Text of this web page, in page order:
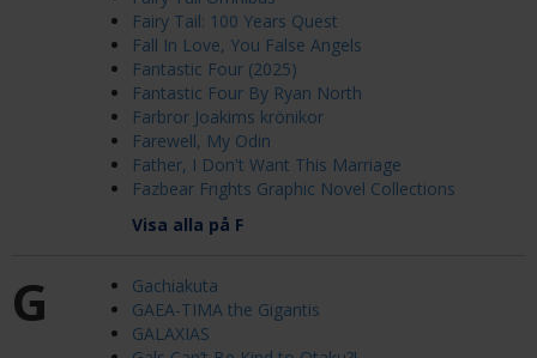
Fairy Tail: 100 Years Quest
Fall In Love, You False Angels
Fantastic Four (2025)
Fantastic Four By Ryan North
Farbror Joakims krönikor
Farewell, My Odin
Father, I Don't Want This Marriage
Fazbear Frights Graphic Novel Collections
Visa alla på F
G
Gachiakuta
GAEA-TIMA the Gigantis
GALAXIAS